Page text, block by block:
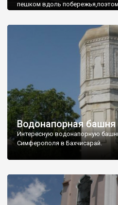
пешком вдоль
Водонапорная
Интересную водонапорную
Симферополя в Бахчисарай.